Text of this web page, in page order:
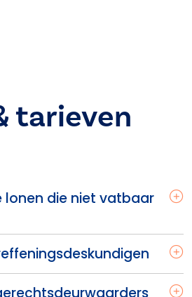
tarieven
lonen die niet vatbaar